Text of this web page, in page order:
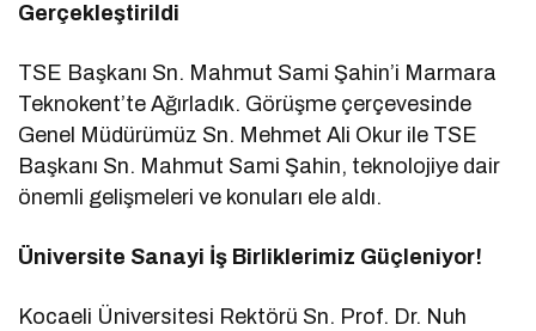
Gerçekleştirildi
TSE Başkanı Sn. Mahmut Sami Şahin’i Marmara
Teknokent’te Ağırladık. Görüşme çerçevesinde
Genel Müdürümüz Sn. Mehmet Ali Okur ile TSE
Başkanı Sn. Mahmut Sami Şahin, teknolojiye dair
önemli gelişmeleri ve konuları ele aldı.
Üniversite Sanayi İş Birliklerimiz Güçleniyor!
Kocaeli Üniversitesi Rektörü Sn. Prof. Dr. Nuh